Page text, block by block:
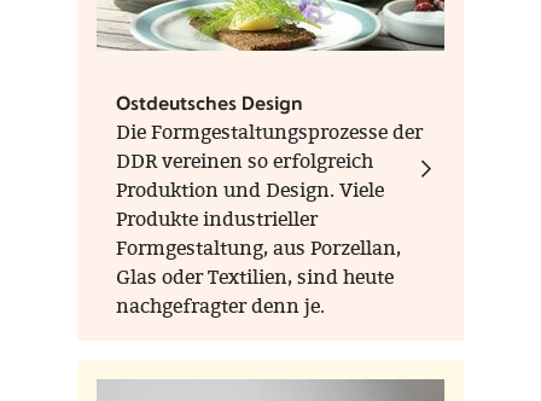
Ostdeutsches Design
Die Formgestaltungsprozesse der
DDR vereinen so erfolgreich
Produktion und Design. Viele
Produkte industrieller
Formgestaltung, aus Porzellan,
Glas oder Textilien, sind heute
nachgefragter denn je.